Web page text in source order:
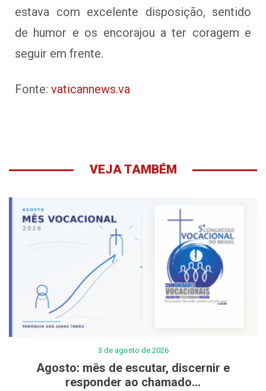
estava com excelente disposição, sentido
de humor e os encorajou a ter coragem e
seguir em frente.
Fonte: vaticannews.va
VEJA TAMBÉM
3 de agosto de 2026
Agosto: mês de escutar, discernir e
responder ao chamado...